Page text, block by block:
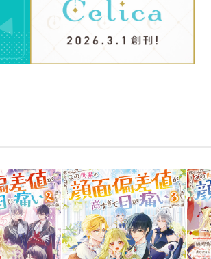
皆様の
ここま
そして
になり